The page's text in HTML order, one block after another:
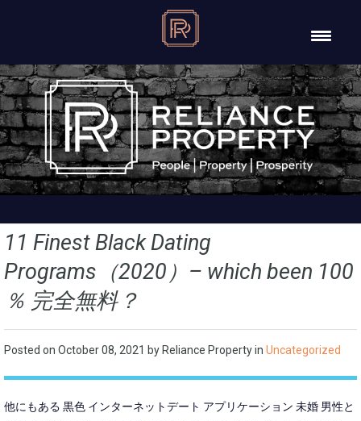
11 Finest Black Dating
Programs（2020）– which been 100
％ 完全無料？
Posted on October 08, 2021 by Reliance Property in Uncategorized
他にもある 黒色 インターネットデート アプリケーション 未婚 男性と